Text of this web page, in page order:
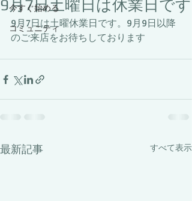
今すぐ始める
コミュニティ
9月7日土曜日は休業日です
9月7日は土曜休業日です。9月9日以降
のご来店をお待ちしております
最新記事 すべて表示